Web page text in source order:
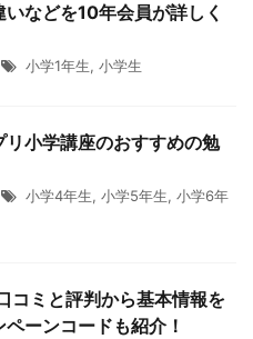
などを10年会員が詳しく
小学1年生, 小学生
リ小学講座のおすすめの勉
小学4年生, 小学5年生, 小学6年
コミと評判から基本情報を
ーンコードも紹介！